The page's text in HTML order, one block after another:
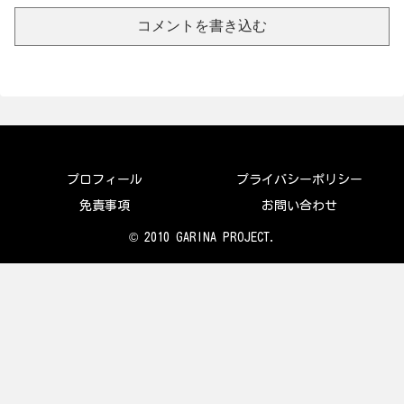
コメントを書き込む
プロフィール プライバシーポリシー
免責事項 お問い合わせ
© 2010 GARINA PROJECT.